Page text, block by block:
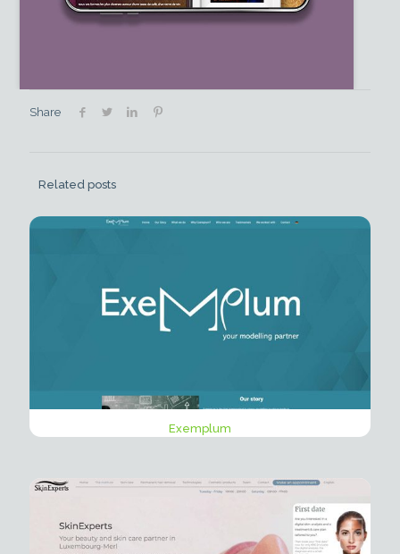
Share
Related posts
Exemplum